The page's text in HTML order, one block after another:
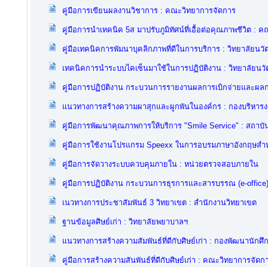
คู่มือการเขียนผลงานวิชาการ : คณะวิทยาการจัดการ
คู่มือการนำเทคนิค 5ส มาปรับภูมิทัศน์ที่เอื้อต่อคุณภาพชีวิต : ค
คู่มือเทคนิคการพัมนาบุคลิกภาพที่ดีในการบริการ : วิทยาลัยนวั
เทคนิคการนำระบบไคเซ็นมาใช้ในการปฏิบัติงาน : วิทยาลัยน
คู่มือการปฏิบัติงาน กระบวนการรายงานผลการเบิกจ่ายและผ
แนวทางการสร้างความผาสุกและผูกพันในองค์กร : กองบริหาร
คู่มือการพัฒนาคุณภาพการให้บริการ "Smile Service" : สถา
คู่มือการใช้งานโปรแกรม Speexx ในการอบรมภาษาอังกฤษส
คู่มือการจัดวางระบบควบคุมภายใน : หน่วยตรวจสอบภายใน
คู่มือการปฏิบัติงาน กระบวนการธุรการและสารบรรณ (e-
เนวทางการประชาสัมพันธ์ 3 วิทยาเขต : สำนักงานวิทยาเขต
ฐานข้อมูลศิษย์เก่า : วิทยาลัยพยาบาลฯ
แนวทางการสร้างความสัมพันธ์ที่ดีกับศิษย์เก่า : กองพัฒนานักศึ
คู่มือการสร้างความสันพันธ์ที่ดีกับศิษย์เก่า : คณะวิทยาการจัดก